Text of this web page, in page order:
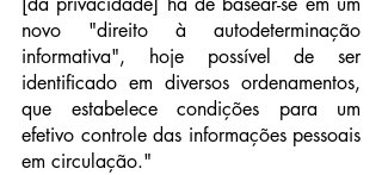
novo "direito à autodeterminação
informativa", hoje possível de ser
identificado em diversos ordenamentos,
que estabelece condições para um
efetivo controle das informações pessoais
em circulação."